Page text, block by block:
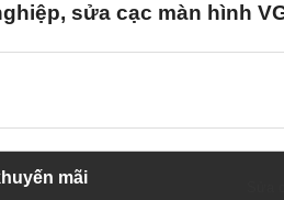
sửa cạc màn hình
mãi